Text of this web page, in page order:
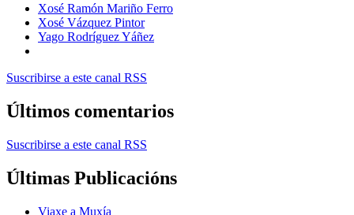
Xosé Ramón Mariño Ferro
Xosé Vázquez Pintor
Yago Rodríguez Yáñez
Suscribirse a este canal RSS
Últimos comentarios
Suscribirse a este canal RSS
Últimas Publicacións
Viaxe a Muxía